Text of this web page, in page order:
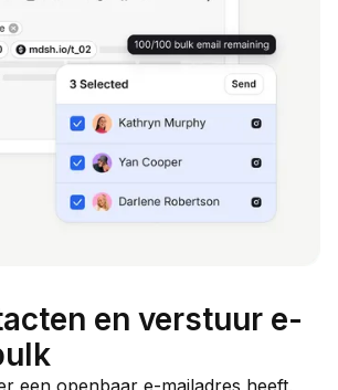
en verstuur e-
een openbaar e-mailadres heeft,